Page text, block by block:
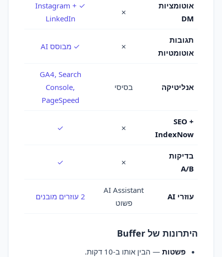
אוטומציות
DM
✗
✓ Instagram +
LinkedIn
תגובות
אוטומטיות
✗ ✓ מבוסס AI
אנליטיקה בסיסי
GA4, Search
Console,
PageSpeed
SEO +
IndexNow
✗
✓
בדיקות
A/B
✗
✓
עוזרי AI
AI Assistant
פשוט
2 עוזרים מובנים
היתרונות של Buffer
פשטות — הבין אותו ב-10 דקות.